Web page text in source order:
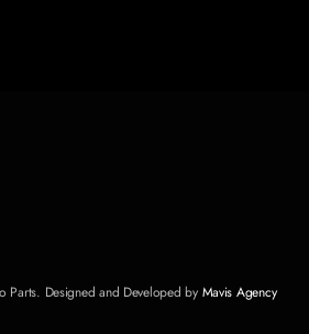
Designed and Developed by Mavis Agency